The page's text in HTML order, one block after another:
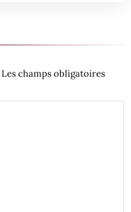
Les champs obligatoires